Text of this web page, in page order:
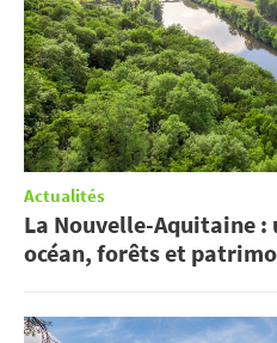
Actualités
La Nouvelle-Aquitaine
océan, forêts et